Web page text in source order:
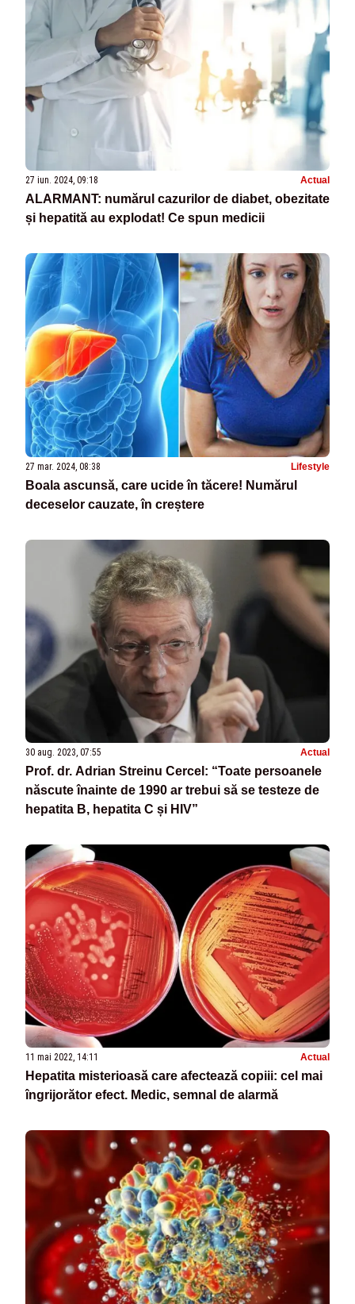
27 iun. 2024, 09:18 Actual
ALARMANT: numărul cazurilor de diabet, obezitate
și hepatită au explodat! Ce spun medicii
27 mar. 2024, 08:38 Lifestyle
Boala ascunsă, care ucide în tăcere! Numărul
deceselor cauzate, în creștere
30 aug. 2023, 07:55 Actual
Prof. dr. Adrian Streinu Cercel: “Toate persoanele
născute înainte de 1990 ar trebui să se testeze de
hepatita B, hepatita C și HIV”
11 mai 2022, 14:11 Actual
Hepatita misterioasă care afectează copiii: cel mai
îngrijorător efect. Medic, semnal de alarmă